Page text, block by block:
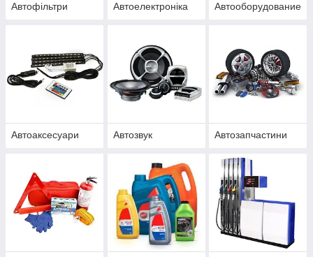
Автофільтри Автоелектроніка Автооборудование
Автоаксесуари Автозвук Автозапчастини